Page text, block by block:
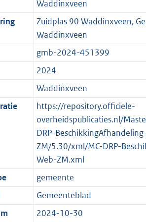
o
t
t
e
:
3
K
b
o
o
t
t
e
:
3
K
b
Waddinxveen
Zuidplas 90 Waddinxveen,
Waddinxveen
gmb-2024-451399
2024
Waddinxveen
https://repository.officiele-
overheidspublicaties.nl/
DRP-
ZM/5.30/xml/MC-DRP-
Web-ZM.xml
gemeente
Gemeenteblad
2024-10-30